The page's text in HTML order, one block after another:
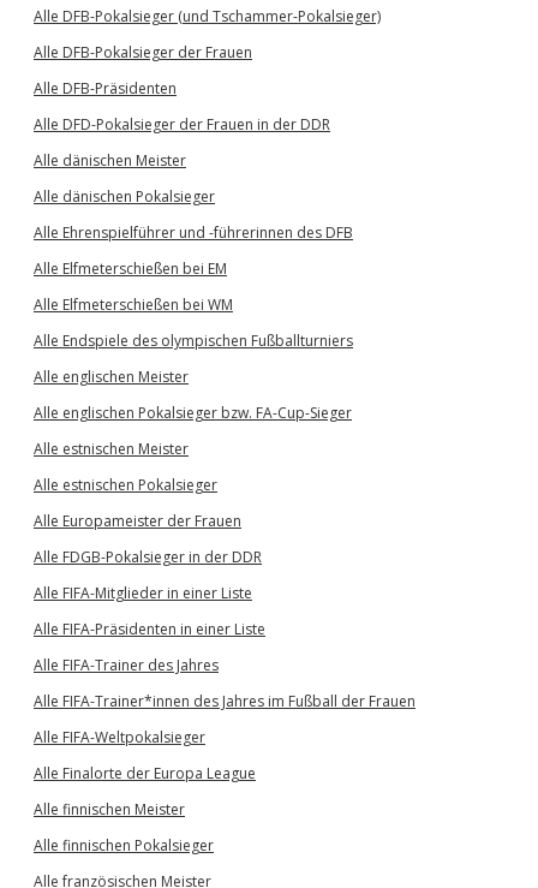
Alle DFB-Pokalsieger (und Tschammer-Pokalsieger)
Alle DFB-Pokalsieger der Frauen
Alle DFB-Präsidenten
Alle DFD-Pokalsieger der Frauen in der DDR
Alle dänischen Meister
Alle dänischen Pokalsieger
Alle Ehrenspielführer und -führerinnen des DFB
Alle Elfmeterschießen bei EM
Alle Elfmeterschießen bei WM
Alle Endspiele des olympischen Fußballturniers
Alle englischen Meister
Alle englischen Pokalsieger bzw. FA-Cup-Sieger
Alle estnischen Meister
Alle estnischen Pokalsieger
Alle Europameister der Frauen
Alle FDGB-Pokalsieger in der DDR
Alle FIFA-Mitglieder in einer Liste
Alle FIFA-Präsidenten in einer Liste
Alle FIFA-Trainer des Jahres
Alle FIFA-Trainer*innen des Jahres im Fußball der Frauen
Alle FIFA-Weltpokalsieger
Alle Finalorte der Europa League
Alle finnischen Meister
Alle finnischen Pokalsieger
Alle französischen Meister